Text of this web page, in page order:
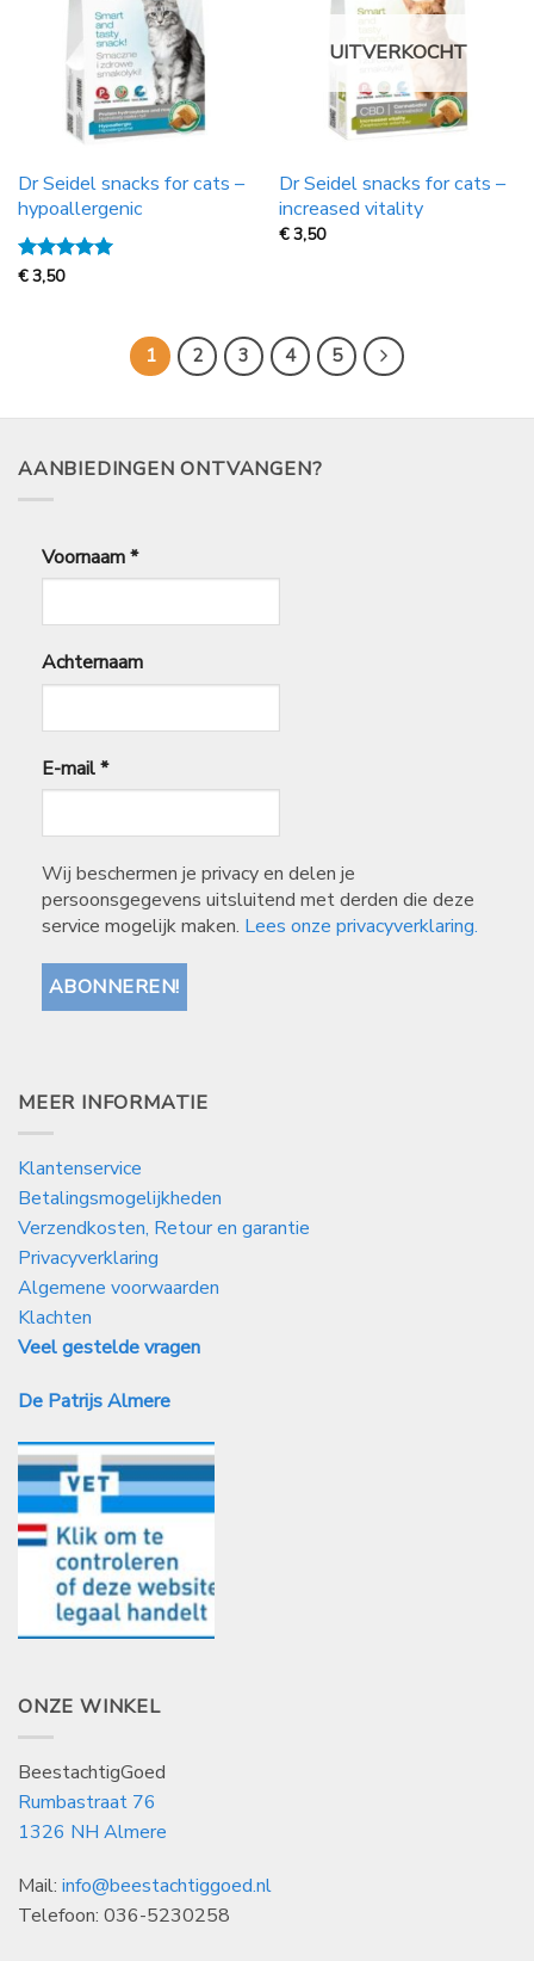
Dr Seidel snacks for cats –
hypoallergenic
Gewaardeerd
€3,50
UITVERKOCHT
Dr Seidel snacks for cats –
increased vitality
€3,50
1 2 3 4 5
AANBIEDINGEN ONTVANGEN?
Voornaam*
Achternaam
E-mail*
Wij beschermen je privacy en delen je
persoonsgegevens uitsluitend met derden die deze
service mogelijk maken. Lees onze privacyverklaring.
MEER INFORMATIE
Klantenservice
Betalingsmogelijkheden
Verzendkosten, Retour en garantie
Privacyverklaring
Algemene voorwaarden
Klachten
Veel gestelde vragen
De Patrijs Almere
ONZE WINKEL
BeestachtigGoed
Rumbastraat 76
1326 NH Almere
Mail: info@beestachtiggoed.nl
Telefoon: 036-5230258